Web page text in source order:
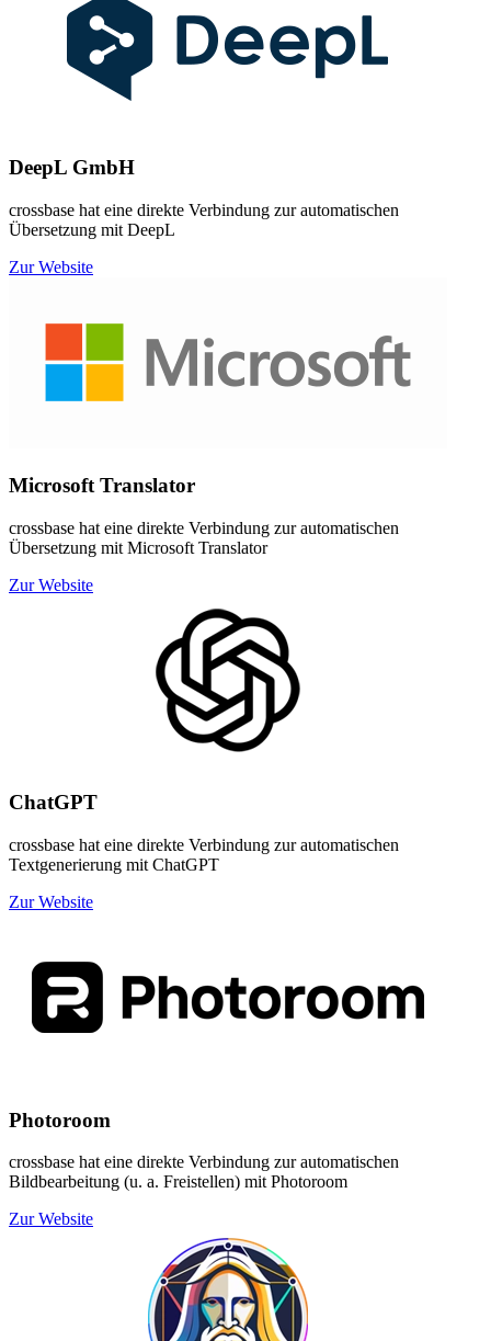
DeepL GmbH
crossbase hat eine direkte Verbindung zur automatischen
Übersetzung mit DeepL
Zur Website
Microsoft Translator
crossbase hat eine direkte Verbindung zur automatischen
Übersetzung mit Microsoft Translator
Zur Website
ChatGPT
crossbase hat eine direkte Verbindung zur automatischen
Textgenerierung mit ChatGPT
Zur Website
Photoroom
crossbase hat eine direkte Verbindung zur automatischen
Bildbearbeitung (u. a. Freistellen) mit Photoroom
Zur Website